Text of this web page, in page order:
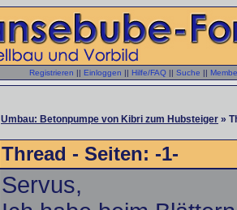
Registrieren || Einloggen || Hilfe/FAQ || Suche ||
Umbau: Betonpumpe von Kibri zum Hubsteiger »
Thread - Seiten: -1-
Servus,